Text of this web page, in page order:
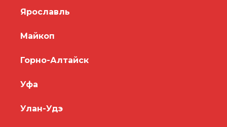
Ярославль
Майкоп
Горно-Алтайск
Уфа
Улан-Удэ